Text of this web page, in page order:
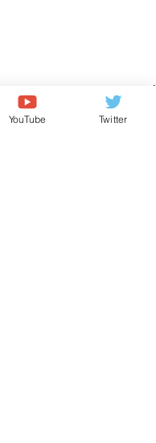
أنشطة ملكية
حقوق الانسان/ Human Rights
كل شيء عن المَلَكِيّة بالمغرب
YouTube Twitter